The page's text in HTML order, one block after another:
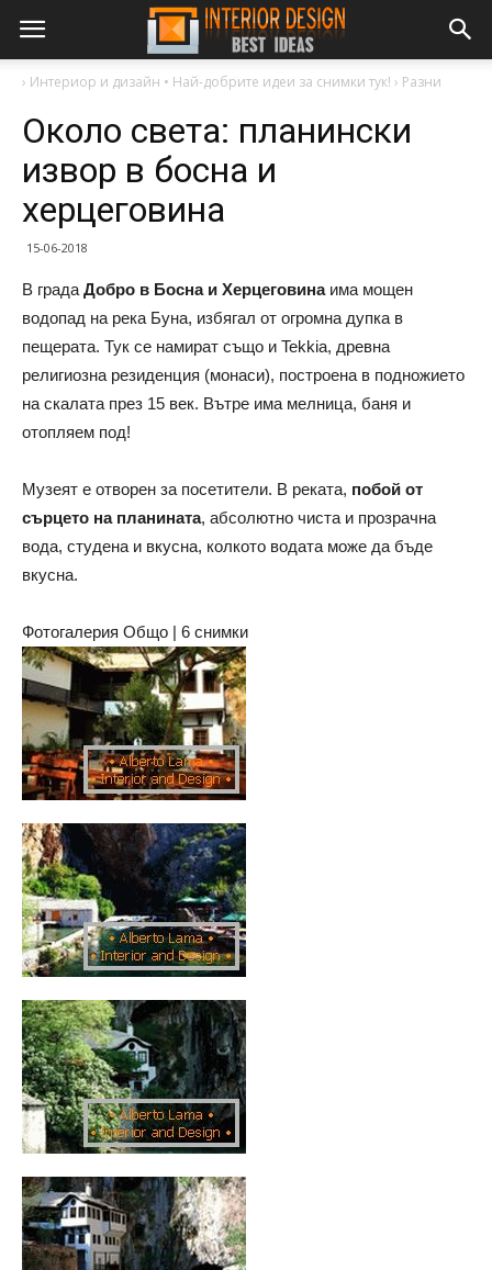
› Интериор и дизайн • Най-добрите идеи за снимки тук! › Разни
Около света: планински
извор в босна и
херцеговина
15-06-2018
В града Добро в Босна и Херцеговинаима мощен
водопад на река Буна, избягал от огромна дупка в
пещерата. Тук се намират също и Tekkia, древна
религиозна резиденция (монаси), построена в подножието
на скалата през 15 век. Вътре има мелница, баня и
отопляем под!
Музеят е отворен за посетители. В реката, побой от
сърцето на планината, абсолютно чиста и прозрачна
вода, студена и вкусна, колкото водата може да бъде
вкусна.
Фотогалерия Общо | 6 снимки